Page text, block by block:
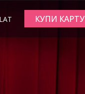
LAT КУПИ КАРТУ